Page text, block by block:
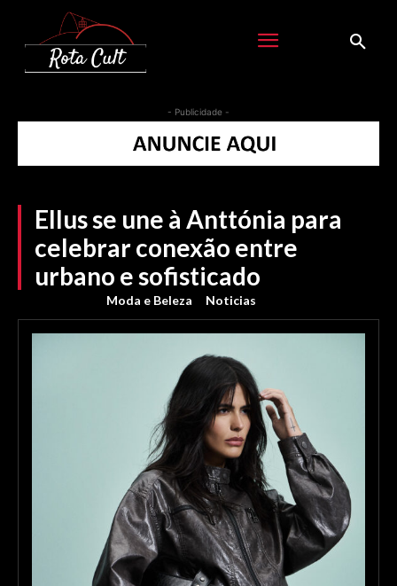
- Publicidade -
Ellus se une à Anttónia para
celebrar conexão entre
urbano e sofisticado
Moda e Beleza Noticias